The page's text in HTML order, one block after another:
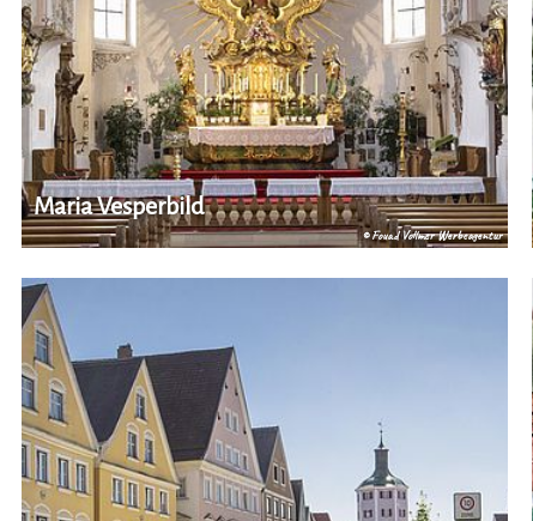
© Fouad Vollmer Werbeagentur
Maria Vesperbild